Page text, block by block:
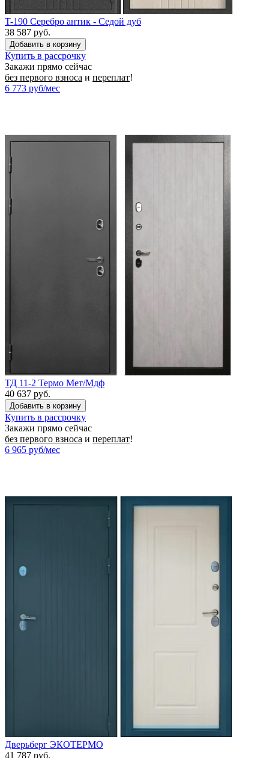
T-190 Серебро антик - Седой дуб
38 587 руб.
Купить в рассрочку
Закажи прямо сейчас
без первого взноса и переплат!
6 773 руб/мес
ТД 11-2 Термо Мет/Мдф
40 637 руб.
Купить в рассрочку
Закажи прямо сейчас
без первого взноса и переплат!
6 965 руб/мес
Дверьберг ЭКОТЕРМО
41 787 руб.